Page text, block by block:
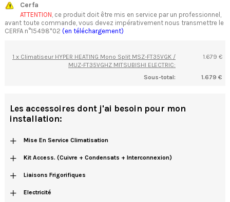
Cerfa
ATTENTION, ce produit doit être mis en service par un professionnel,
avant toute commande, vous devez impérativement nous transmettre le
CERFA n°15498*02 (en téléchargement)
1 x Climatiseur HYPER HEATING Mono Split MSZ-FT35VGK /
MUZ-FT35VGHZ MITSUBISHI ELECTRIC:
1.679 €
Sous-total: 1.679 €
Les accessoires dont j'ai besoin pour mon
installation:
+ Mise En Service Climatisation
+ Kit Access. (cuivre + Condensats + Interconnexion)
+ Liaisons Frigorifiques
+ Electricité